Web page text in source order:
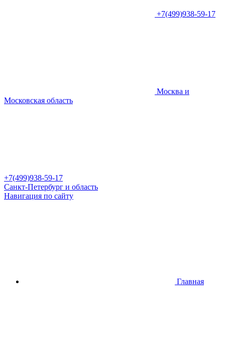
+7(499)938-59-17
Москва и
Московская область
+7(499)938-59-17
Санкт-Петербург и область
Навигация по сайту
Главная